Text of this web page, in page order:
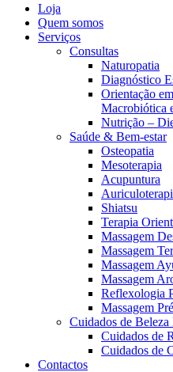
Loja
Quem somos
Serviços
Consultas
Naturopatia
Diagnóstico
Orientação
Macrobiótica
Nutrição –
Saúde & Bem-estar
Osteopatia
Mesoterapia
Acupuntura
Shiatsu
Terapia
Massagem
Massagem
Massagem
Massagem
Reflexologia
Massagem
Cuidados de Beleza
Cuidados de
Cuidados de
Contactos